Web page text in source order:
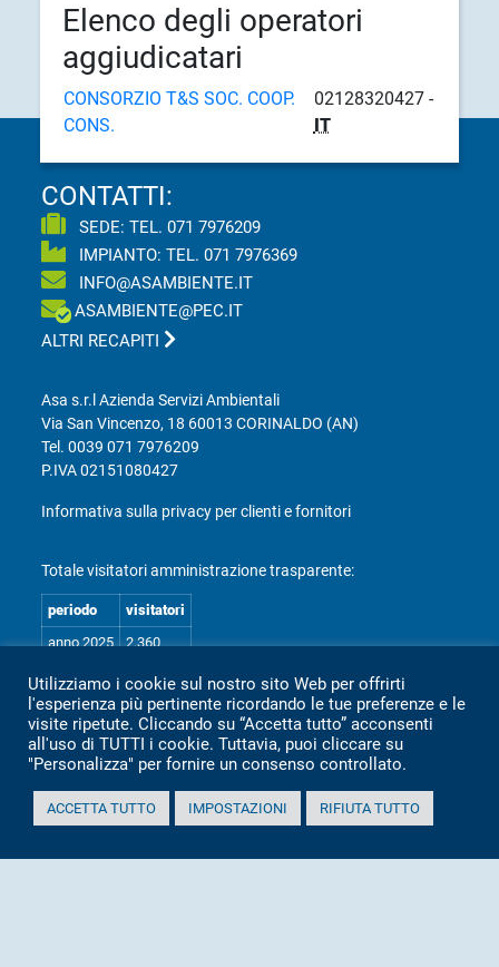
Elenco degli operatori
aggiudicatari
CONSORZIO T&S SOC. COOP.
CONS.
02128320427 -
IT
CONTATTI:
SEDE: TEL.071 7976209
IMPIANTO: TEL.071 7976369
INFO@ASAMBIENTE.IT
ASAMBIENTE@PEC.IT
ALTRI RECAPITI
Asa s.r.l Azienda Servizi Ambientali
Via San Vincenzo, 18 60013 CORINALDO (AN)
Tel.0039 071 7976209
P.IVA 02151080427
Informativa sulla privacy per clienti e fornitori
Totale visitatori amministrazione trasparente:
periodo
visitatori
anno 2025
2.360
anno 2024
2.097
anno 2023
1.803
anno 2022
2.373
anno 2021
1.501
anno 2020
1.307
Utilizziamo i cookie sul nostro sito Web per offrirti
l'esperienza più pertinente ricordando le tue preferenze e le
visite ripetute. Cliccando su “Accetta tutto” acconsenti
all'uso di TUTTI i cookie. Tuttavia, puoi cliccare su
"Personalizza" per fornire un consenso controllato.
ACCETTA TUTTO IMPOSTAZIONI RIFIUTA TUTTO